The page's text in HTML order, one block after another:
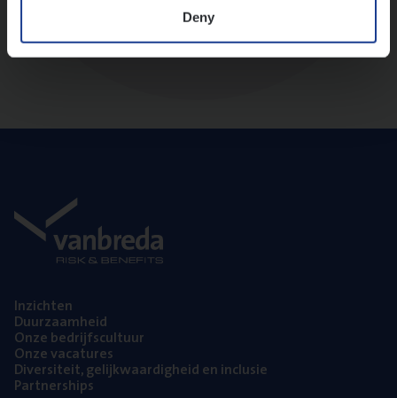
Deny
Inzich­ten
Duur­zaam­heid
Onze bedrijfs­cul­tuur
Onze vaca­tu­res
Diver­si­teit, gelijk­waar­dig­heid en inclusie
Part­ner­ships